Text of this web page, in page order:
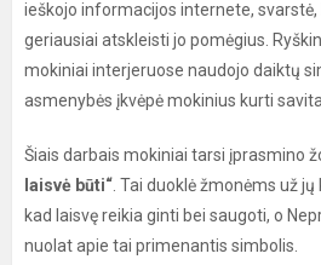
ieškojo informacijos internete,
geriausiai atskleisti jo pomėgius.
mokiniai interjeruose naudojo daiktų
asmenybės įkvėpė mokinius kurti
Šiais darbais mokiniai tarsi įprasmino
laisvė būti“ . Tai duoklė žmonėms už
kad laisvę reikia ginti bei saugoti, o
nuolat apie tai primenantis simbolis.